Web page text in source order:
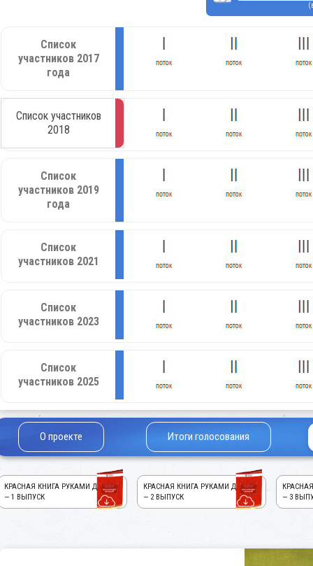
Список
участников 2017
года
Список участников
2018
Список
участников 2019
года
Список
участников 2021
Список
участников 2023
Список
участников 2025
О проекте Итоги голосования
КРАСНАЯ КНИГА РУКАМИ ДЕТЕЙ!
— 1 ВЫПУСК
КРАСНАЯ КНИГА РУКАМИ ДЕТЕЙ!
— 2 ВЫПУСК
— 3